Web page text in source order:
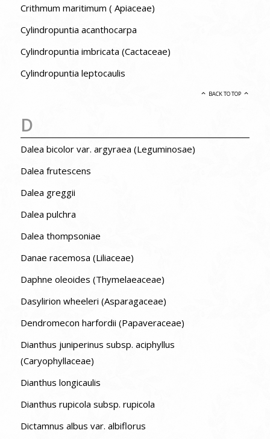
Crithmum maritimum ( Apiaceae)
Cylindropuntia acanthocarpa
Cylindropuntia imbricata (Cactaceae)
Cylindropuntia leptocaulis
BACK TO TOP
D
Dalea bicolor var. argyraea (Leguminosae)
Dalea frutescens
Dalea greggii
Dalea pulchra
Dalea thompsoniae
Danae racemosa (Liliaceae)
Daphne oleoides (Thymelaeaceae)
Dasylirion wheeleri (Asparagaceae)
Dendromecon harfordii (Papaveraceae)
Dianthus juniperinus subsp. aciphyllus
(Caryophyllaceae)
Dianthus longicaulis
Dianthus rupicola subsp. rupicola
Dictamnus albus var. albiflorus